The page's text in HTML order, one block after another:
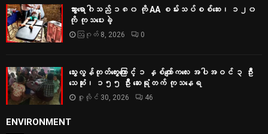
သွားရောဂါသည် ၁၈၀ ကို AA စမ်းသပ်စစ်ဆေး၊ ၁၂၀
ကို ကုသပေးခဲ့
ဩဂုတ် 8, 2026 0
သွေးလွန်တုတ်ကွေးကြောင့် ၁ နှစ်ကျော်ကလေး အပါအဝင် ၃ ဦး
သေဆုံး၊ ၁၅၅ ဦး ဆေးရုံတက် ကုသနေရ
ဇူလိုင် 30, 2026 46
ENVIRONMENT